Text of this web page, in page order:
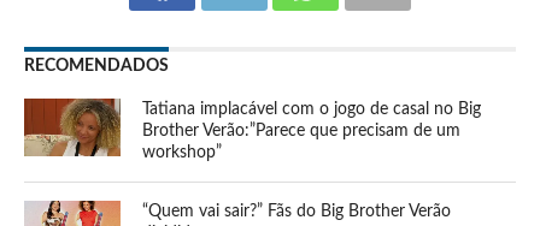
RECOMENDADOS
Tatiana implacável com o jogo de casal no Big
Brother Verão:”Parece que precisam de um
workshop”
“Quem vai sair?” Fãs do Big Brother Verão